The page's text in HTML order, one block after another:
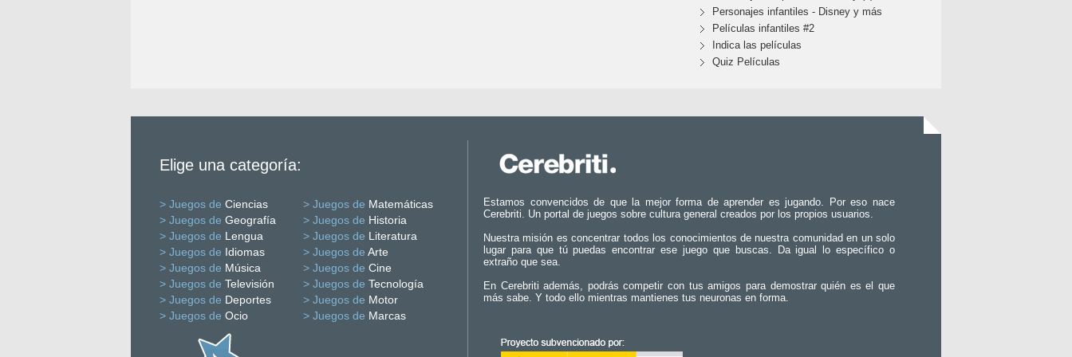
Personajes infantiles - Disney y más
Películas infantiles #2
Indica las películas
Quiz Películas
Elige una categoría:
> Juegos de Ciencias > Juegos de Matemáticas
> Juegos de Geografía > Juegos de Historia
> Juegos de Lengua > Juegos de Literatura
> Juegos de Idiomas > Juegos de Arte
> Juegos de Música > Juegos de Cine
> Juegos de Televisión > Juegos de Tecnología
> Juegos de Deportes > Juegos de Motor
> Juegos de Ocio > Juegos de Marcas
Estamos convencidos de que la mejor forma de aprender es jugando. Por eso nace
Cerebriti. Un portal de juegos sobre cultura general creados por los propios usuarios.
Nuestra misión es concentrar todos los conocimientos de nuestra comunidad en un solo
lugar para que tú puedas encontrar ese juego que buscas. Da igual lo específico o
extraño que sea.
En Cerebriti además, podrás competir con tus amigos para demostrar quién es el que
más sabe. Y todo ello mientras mantienes tus neuronas en forma.